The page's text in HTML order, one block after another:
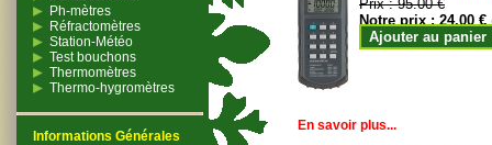
Ph-mètres
Réfractomètres
Station-Météo
Test bouchons
Thermomètres
Thermo-hygromètres
Informations Générales
Prix :95.00 €
Notre prix :24.00 €
Ajouter au panier
En savoir plus...